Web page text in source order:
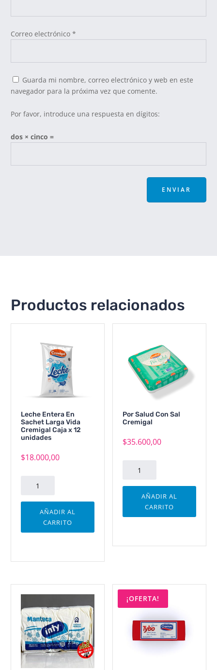
Correo electrónico*
Guarda mi nombre, correo electrónico y web en este
navegador para la próxima vez que comente.
Por favor, introduce una respuesta en dígitos:
dos × cinco =
ENVIAR
Productos relacionados
Leche Entera En
Sachet Larga Vida
Cremigal Caja x 12
unidades
$18.000,00
Leche
Larga
x
12
unidades
cantidad
AÑADIR AL
CARRITO
Por Salud Con Sal
Cremigal
$35.600,00
Cremigal
AÑADIR AL
CARRITO
¡OFERTA!